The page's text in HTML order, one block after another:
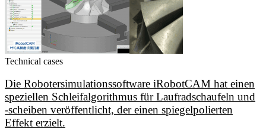
Technical cases
Die Robotersimulationssoftware iRobotCAM hat einen
speziellen Schleifalgorithmus für Laufradschaufeln und
-scheiben veröffentlicht, der einen spiegelpolierten
Effekt erzielt.